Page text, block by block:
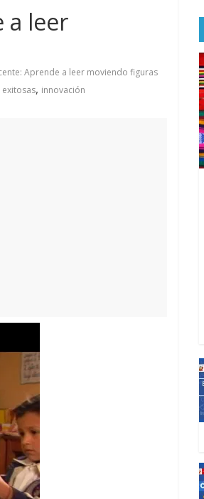
a leer
Aprende a leer moviendo figuras
exitosas, innovación